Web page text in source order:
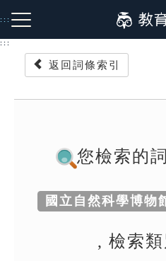
到
主
:::
:::
返回詞條索引
您檢索的
國立自然科學博物
, 檢索類